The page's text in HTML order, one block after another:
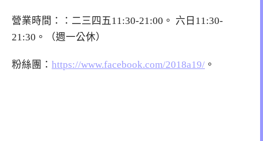
營業時間：：二三四五11:30-21:00。 六日11:30-
21:30。（週一公休）
粉絲團： https://www.facebook.com/2018a19/ 。